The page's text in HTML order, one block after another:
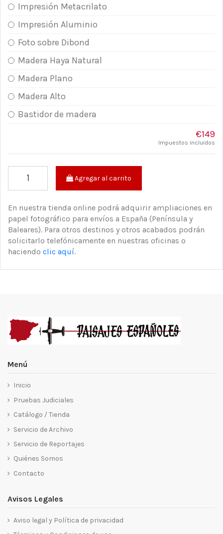
Impresión Metacrilato
Impresión Aluminio
Foto sobre Dibond
Madera Haya Natural
Madera Plano
Madera Alto
Bastidor de madera
€149
Impuestos incluidos
Agregar al carrito
En nuestra tienda online podrá adquirir ampliaciones en
papel fotográfico para envíos a España (Península y
Baleares). Para otros destinos y otros acabados podrán
solicitarlo telefónicamente en nuestras oficinas o
haciendo clic aquí.
Menú
Inicio
Pruebas Judiciales
Catálogo / Tienda
Servicio de Archivo
Servicio de Reportajes
Quiénes Somos
Contacto
Avisos Legales
Aviso legal y Política de privacidad